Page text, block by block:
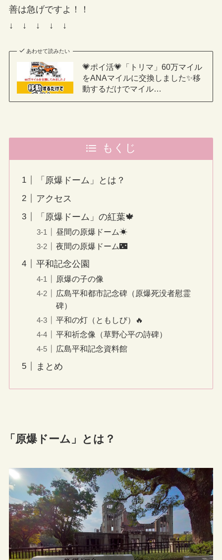
善は急げですよ！！
↓ ↓ ↓ ↓ ↓
あわせて読みたい
💗ポイ活💗「トリマ」60万マイル
をANAマイルに交換しました✨移
動するだけでマイル…
もくじ
「原爆ドーム」とは？
アクセス
「原爆ドーム」の紅葉🍁
昼間の原爆ドーム☀
夜間の原爆ドーム🌃
平和記念公園
原爆の子の像
広島平和都市記念碑（原爆死没者慰霊
碑）
平和の灯（ともしび）🔥
平和祈念像（草野心平の詩碑）
広島平和記念資料館
まとめ
「原爆ドーム」とは？